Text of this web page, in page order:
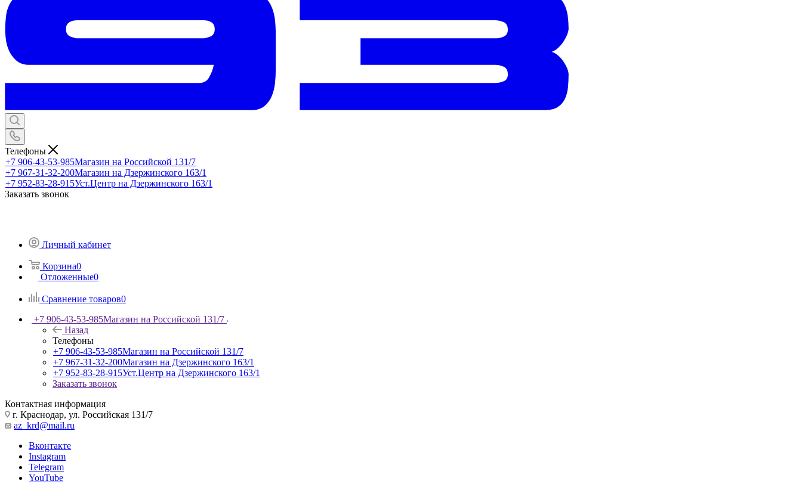
Телефоны
+7 906-43-53-985Магазин на Российской 131/7
+7 967-31-32-200Магазин на Дзержинского 163/1
+7 952-83-28-915Уст.Центр на Дзержинского 163/1
Заказать звонок
Личный кабинет
Корзина0
Отложенные0
Сравнение товаров0
+7 906-43-53-985Магазин на Российской 131/7
Назад
Телефоны
+7 906-43-53-985Магазин на Российской 131/7
+7 967-31-32-200Магазин на Дзержинского 163/1
+7 952-83-28-915Уст.Центр на Дзержинского 163/1
Заказать звонок
Контактная информация
г. Краснодар, ул. Российская 131/7
az_krd@mail.ru
Вконтакте
Instagram
Telegram
YouTube